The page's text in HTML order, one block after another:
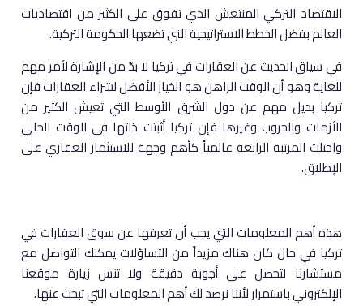
الاقتصاد التركي المنتعش الذي تفوق على الكثير من اقتصاديات
العالم بفضل الخطط الاستراتيجية التي تضعها الحكومة التركية.
في سياق الحديث عن العقارات في تركيا لا بدَّ من الإشارة لأمر مهم
للغاية وهو أن الوقت الراهن هو الخيار الأفضل لشراء العقارات فإن
تركيا بديل مهم عن دول الشرق الأوسط التي تعيش الكثير من
الأزمات والحروب وغيرها فإن تركيا أثبتت ذاتها في الوقت الحالي
واحتلت المرتبة الرابعة عالمياً كأهم وجهة للاستثمار العقاري على
الإطلاق.
هذه أهم المعلومات التي يجب أن تعرفها عن سوق العقارات في
تركيا في حال كان هناك مزيداً من التساؤلات يمكنك التواصل مع
مستشارنا لتحصل على أجوبة دقيقة ولا تنس زيارة موقعنا
الإلكتروني باستمرار لأننا نرصد لك أهم المعلومات التي تبحث عنها.